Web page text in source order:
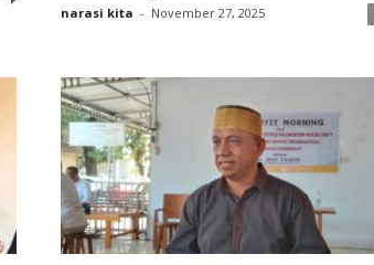
narasi kita - November 27, 2025